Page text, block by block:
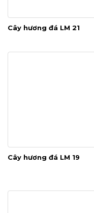
Cây hương đá LM 21
Cây hương đá LM 19